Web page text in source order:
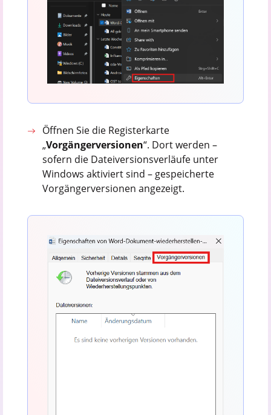
Öffnen Sie die Registerkarte
„Vorgängerversionen“. Dort werden –
sofern die Dateiversionsverläufe unter
Windows aktiviert sind – gespeicherte
Vorgängerversionen angezeigt.